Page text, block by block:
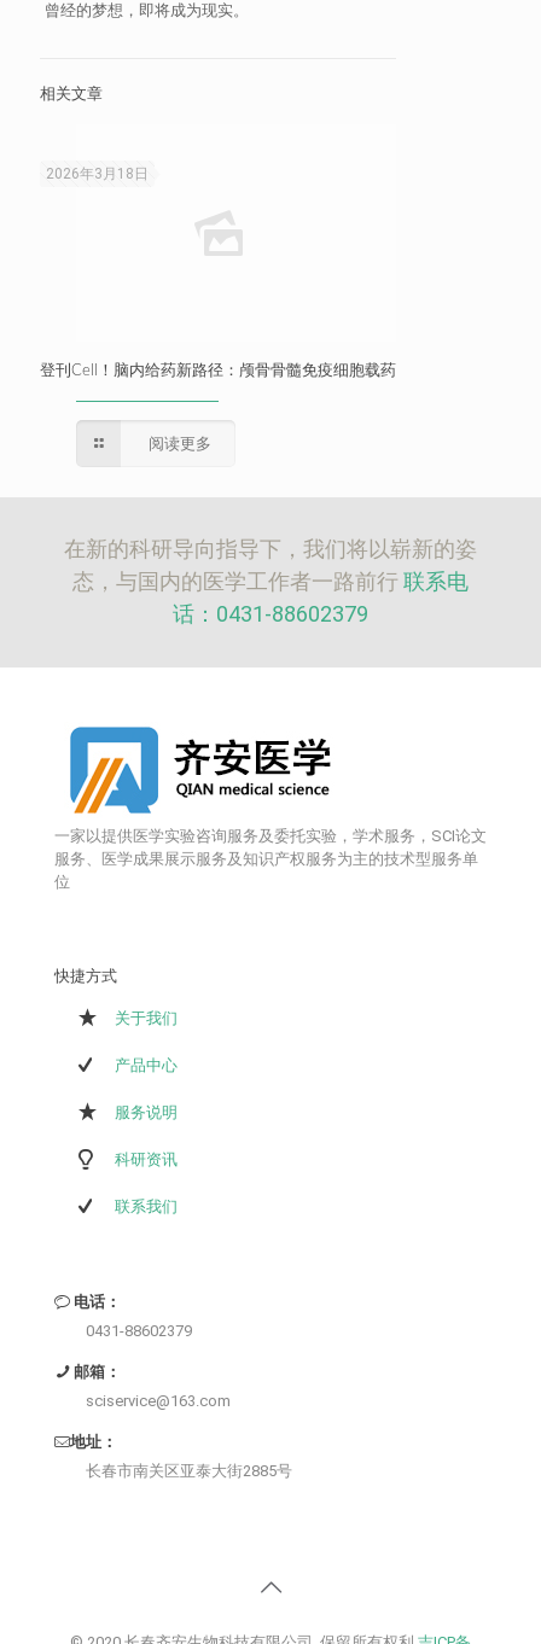
曾经的梦想，即将成为现实。
相关文章
2026年3月18日
登刊Cell！脑内给药新路径：颅骨骨髓免疫细胞载药
阅读更多
在新的科研导向指导下，我们将以崭新的姿
态，与国内的医学工作者一路前行联系电
话：0431-88602379
一家以提供医学实验咨询服务及委托实验，学术服务，SCI论文
服务、医学成果展示服务及知识产权服务为主的技术型服务单
位
快捷方式
关于我们
产品中心
服务说明
科研资讯
联系我们
电话：
0431-88602379
邮箱：
sciservice@163.com
地址：
长春市南关区亚泰大街2885号